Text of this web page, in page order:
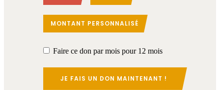
MONTANT PERSONNALISÉ
Faire ce don par mois pour 12 mois
JE FAIS UN DON MAINTENANT !